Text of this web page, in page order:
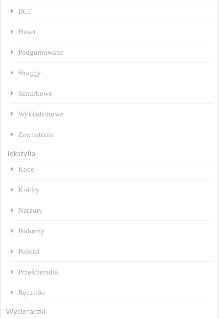
BCF
Hitset
Podgumowane
Shaggy
Sznurkowe
Wykładzinowe
Zewnętrzne
Tekstylia
Koce
Kołdry
Narzuty
Poduchy
Pościel
Prześcieradła
Ręczniki
Wycieraczki